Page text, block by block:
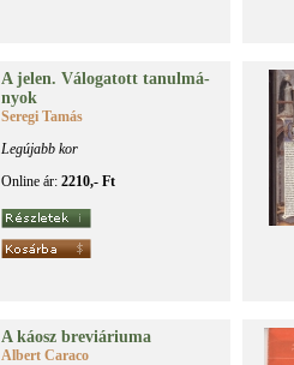
A je­len. Vá­lo­ga­tott ta­nul­má­
nyok
Seregi Tamás
Legújabb kor
Online ár: 2210,- Ft
A ká­osz bre­vi­á­ri­u­ma
Albert Caraco